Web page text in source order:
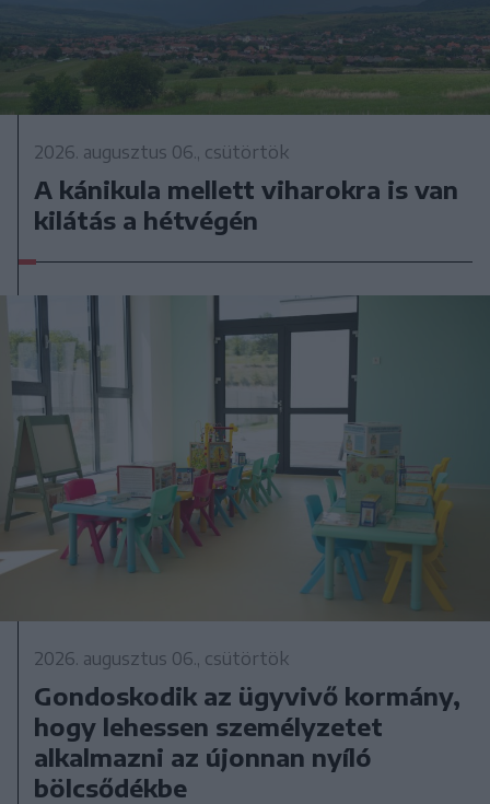
2026. augusztus 06., csütörtök
A kánikula mellett viharokra is van
kilátás a hétvégén
2026. augusztus 06., csütörtök
Gondoskodik az ügyvivő kormány,
hogy lehessen személyzetet
alkalmazni az újonnan nyíló
bölcsődékbe